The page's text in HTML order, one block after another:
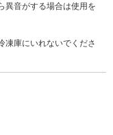
異音がする場合は使用を
凍庫にいれないでくださ